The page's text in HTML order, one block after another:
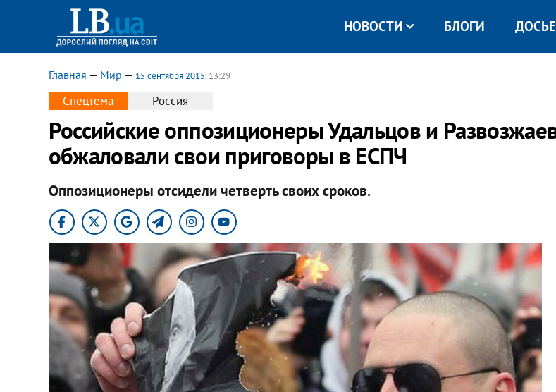
НОВОСТИ БЛОГИ ДОСЬЕ
Главная — Мир — 15 сентября 2015, 13:29
Спецтема Россия
Российские оппозиционеры Удальцов и
обжаловали свои приговоры в ЕСПЧ
Оппозиционеры отсидели четверть своих сроков.